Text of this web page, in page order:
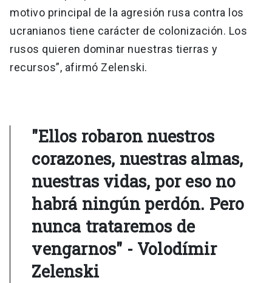
motivo principal de la agresión rusa contra los
ucranianos tiene carácter de colonización. Los
rusos quieren dominar nuestras tierras y
recursos”, afirmó Zelenski.
"Ellos robaron nuestros
corazones, nuestras almas,
nuestras vidas, por eso no
habrá ningún perdón. Pero
nunca trataremos de
vengarnos" - Volodímir
Zelenski